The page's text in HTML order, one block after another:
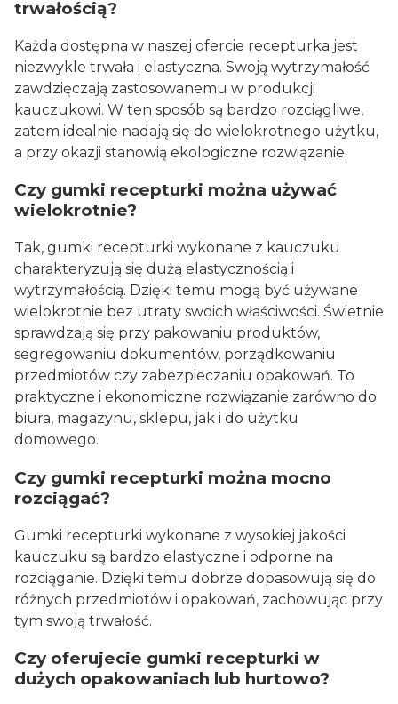
trwałością?
Każda dostępna w naszej ofercie recepturka jest
niezwykle trwała i elastyczna. Swoją wytrzymałość
zawdzięczają zastosowanemu w produkcji
kauczukowi. W ten sposób są bardzo rozciągliwe,
zatem idealnie nadają się do wielokrotnego użytku,
a przy okazji stanowią ekologiczne rozwiązanie.
Czy gumki recepturki można używać
wielokrotnie?
Tak, gumki recepturki wykonane z kauczuku
charakteryzują się dużą elastycznością i
wytrzymałością. Dzięki temu mogą być używane
wielokrotnie bez utraty swoich właściwości. Świetnie
sprawdzają się przy pakowaniu produktów,
segregowaniu dokumentów, porządkowaniu
przedmiotów czy zabezpieczaniu opakowań. To
praktyczne i ekonomiczne rozwiązanie zarówno do
biura, magazynu, sklepu, jak i do użytku
domowego.
Czy gumki recepturki można mocno
rozciągać?
Gumki recepturki wykonane z wysokiej jakości
kauczuku są bardzo elastyczne i odporne na
rozciąganie. Dzięki temu dobrze dopasowują się do
różnych przedmiotów i opakowań, zachowując przy
tym swoją trwałość.
Czy oferujecie gumki recepturki w
dużych opakowaniach lub hurtowo?